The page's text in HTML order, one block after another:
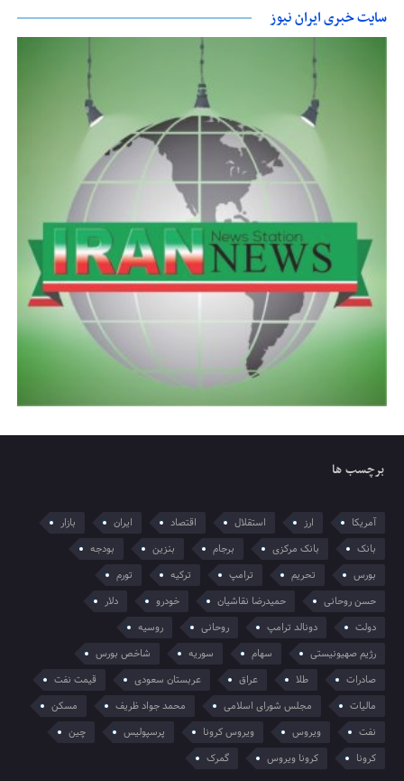
سایت خبری ایران نیوز
برچسب ها
آمریکا ارز استقلال اقتصاد ایران
بازار
بانک
بانک مرکزی برجام بنزین
بودجه
بورس
تحریم ترامپ ترکیه
تورم
حسن روحانی
حمیدرضا نقاشیان خودرو
دلار
دولت
دونالد ترامپ روحانی
روسیه
رژیم صهیونیستی
سهام سوریه
شاخص بورس
صادرات
طلا عراق عربستان سعودی
قیمت نفت
مالیات
مجلس شورای اسلامی محمد جواد ظریف
مسکن
نفت
ویروس ویروس کرونا پرسپولیس
چین
کرونا
کرونا ویروس گمرک